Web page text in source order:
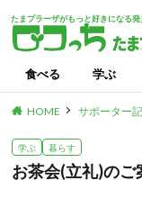
たまプラーザがもっと好きになる発
食べる 学ぶ
HOME サポーター
学ぶ 暮らす
お茶会(立礼)のご